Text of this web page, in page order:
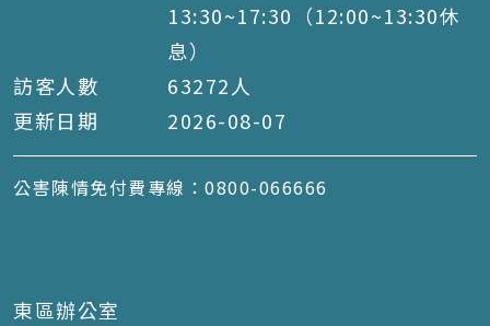
13:30~17:30（12:00~13:30休
息）
訪客人數
63272 人
更新日期
2026-08-07
公害陳情免付費專線：0800-066666
東區辦公室